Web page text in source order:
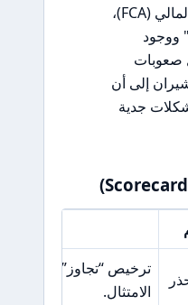
لرقابة هيئة السلوك المالي (FCA)،
ووجود
صعوبات
إلى أن
جدية
الامتثال.